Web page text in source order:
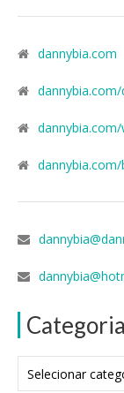
dannybia.com